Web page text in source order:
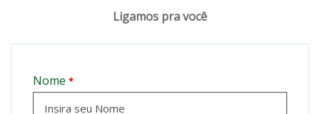
Ligamos pra você
Nome *